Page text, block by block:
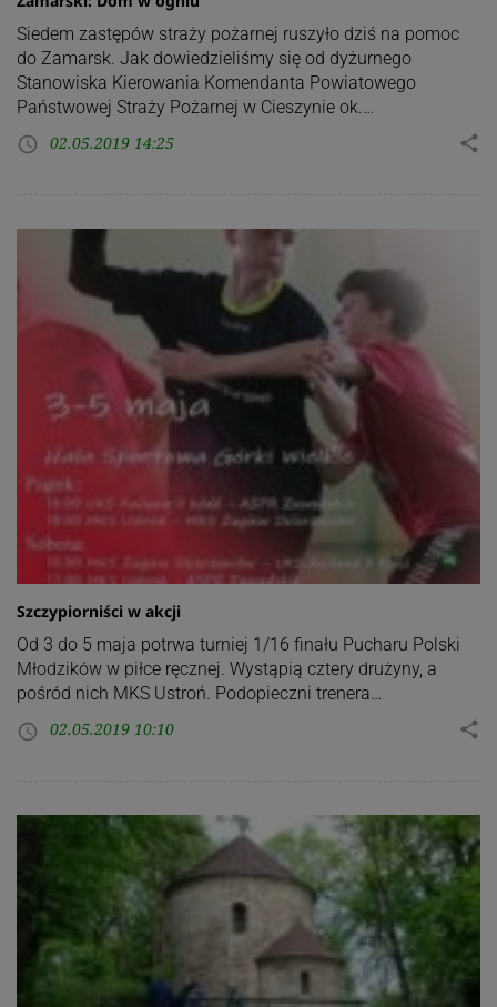
Siedem zastępów straży pożarnej ruszyło dziś na pomoc
do Zamarsk. Jak dowiedzieliśmy się od dyżurnego
Stanowiska Kierowania Komendanta Powiatowego
Państwowej Straży Pożarnej w Cieszynie ok.…
access_time 02.05.2019 14:25 share
Szczypiorniści w akcji
Od 3 do 5 maja potrwa turniej 1/16 finału Pucharu Polski
Młodzików w piłce ręcznej. Wystąpią cztery drużyny, a
pośród nich MKS Ustroń. Podopieczni trenera…
access_time 02.05.2019 10:10 share